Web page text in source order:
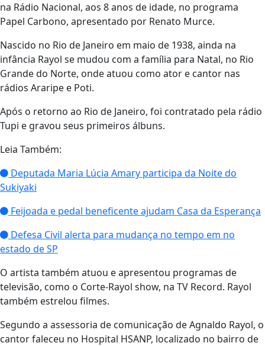
na Rádio Nacional, aos 8 anos de idade, no programa
Papel Carbono, apresentado por Renato Murce.
Nascido no Rio de Janeiro em maio de 1938, ainda na
infância Rayol se mudou com a família para Natal, no Rio
Grande do Norte, onde atuou como ator e cantor nas
rádios Araripe e Poti.
Após o retorno ao Rio de Janeiro, foi contratado pela rádio
Tupi e gravou seus primeiros álbuns.
Leia Também:
Deputada Maria Lúcia Amary participa da Noite do
Sukiyaki
Feijoada e pedal beneficente ajudam Casa da Esperança
Defesa Civil alerta para mudança no tempo em no
estado de SP
O artista também atuou e apresentou programas de
televisão, como o Corte-Rayol show, na TV Record. Rayol
também estrelou filmes.
Segundo a assessoria de comunicação de Agnaldo Rayol, o
cantor faleceu no Hospital HSANP, localizado no bairro de